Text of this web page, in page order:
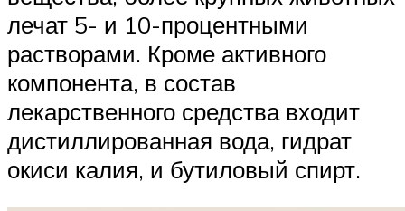
лечат 5- и 10-процентными
растворами. Кроме активного
компонента, в состав
лекарственного средства входит
дистиллированная вода, гидрат
окиси калия, и бутиловый спирт.